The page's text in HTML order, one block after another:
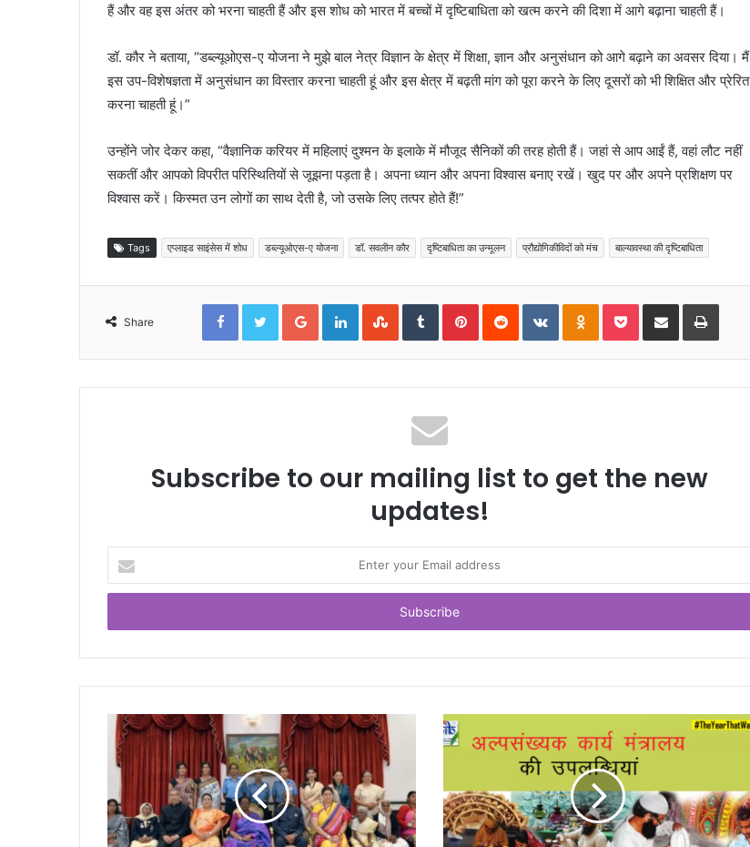
हैं और वह इस अंतर को भरना चाहती हैं और इस शोध को भारत में बच्‍चों में दृष्टिबाधिता को खत्म करने की दिशा में आगे बढ़ाना चाहती हैं।
डॉ. कौर ने बताया, “डब्ल्यूओएस-ए योजना ने मुझे बाल नेत्र विज्ञान के क्षेत्र में शिक्षा, ज्ञान और अनुसंधान को आगे बढ़ाने का अवसर दिया। मैं
इस उप-विशेषज्ञता में अनुसंधान का विस्तार करना चाहती हूं और इस क्षेत्र में बढ़ती मांग को पूरा करने के लिए दूसरों को भी शिक्षित और प्रेरित
करना चाहती हूं।”
उन्‍होंने जोर देकर कहा, “वैज्ञानिक करियर में महिलाएं दुश्मन के इलाके में मौजूद सैनिकों की तरह होती हैं। जहां से आप आईं हैं, वहां लौट नहीं
सकतीं और आपको विपरीत परिस्थितियों से जूझना पड़ता है। अपना ध्यान और अपना विश्वास बनाए रखें। खुद पर और अपने प्रशिक्षण पर
विश्वास करें। किस्मत उन लोगों का साथ देती है, जो उसके लिए तत्‍पर होते हैं!”
Tags एप्लाइड साइंसेस में शोध डब्‍ल्‍यूओएस-ए योजना डॉ. सवलीन कौर दृष्टिबाधिता का उन्‍मूलन प्रौद्योगिकीविदों को मंच बाल्‍यावस्‍था की दृष्टिबाधिता
Share
FacebookTwitterGoogle+LinkedInStumbleUpon
TumblrPinterestReddit VKontakteOdnoklassniki
PocketShare via Email Print
Subscribe to our mailing list to get the new
updates!
your
Email